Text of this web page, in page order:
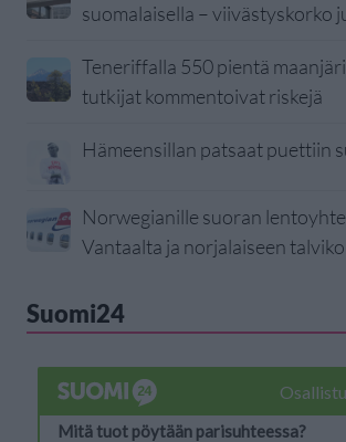
suomalaisella – viivästyskorko
Teneriffalla 550 pientä
tutkijat kommentoivat riskejä
Hämeensillan patsaat puettiin
Norwegianille suoran
Vantaalta ja norjalaiseen
Suomi24